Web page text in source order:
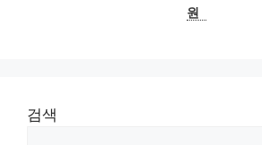
원
검색